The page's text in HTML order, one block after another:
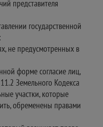
представителя
государственной
не предусмотренных в
форме согласие лиц,
Земельного Кодекса
участки, которые
обременены правами